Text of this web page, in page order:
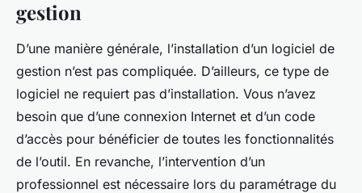
gestion
D’une manière générale, l’installation d’un logiciel de
gestion n’est pas compliquée. D’ailleurs, ce type de
logiciel ne requiert pas d’installation. Vous n’avez
besoin que d’une connexion Internet et d’un code
d’accès pour bénéficier de toutes les fonctionnalités
de l’outil. En revanche, l’intervention d’un
professionnel est nécessaire lors du paramétrage du